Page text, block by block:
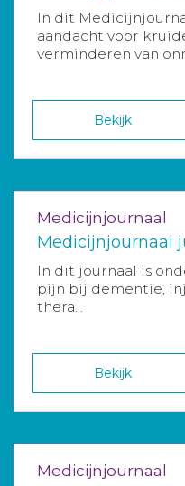
In dit
aandacht voor
verminderen van
Bekijk
Medicijnjournaal
Medicijnjournaal
In dit journaal is
pijn bij dementie,
thera...
Bekijk
Medicijnjournaal